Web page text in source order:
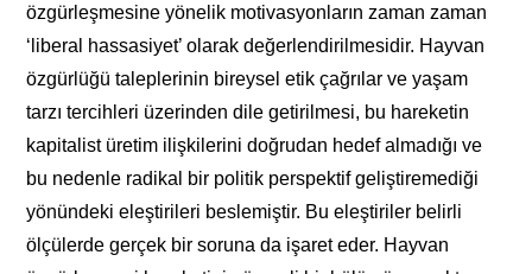
özgürleşmesine yönelik motivasyonların zaman zaman
‘liberal hassasiyet’ olarak değerlendirilmesidir. Hayvan
özgürlüğü taleplerinin bireysel etik çağrılar ve yaşam
tarzı tercihleri üzerinden dile getirilmesi, bu hareketin
kapitalist üretim ilişkilerini doğrudan hedef almadığı ve
bu nedenle radikal bir politik perspektif geliştiremediği
yönündeki eleştirileri beslemiştir. Bu eleştiriler belirli
ölçülerde gerçek bir soruna da işaret eder. Hayvan